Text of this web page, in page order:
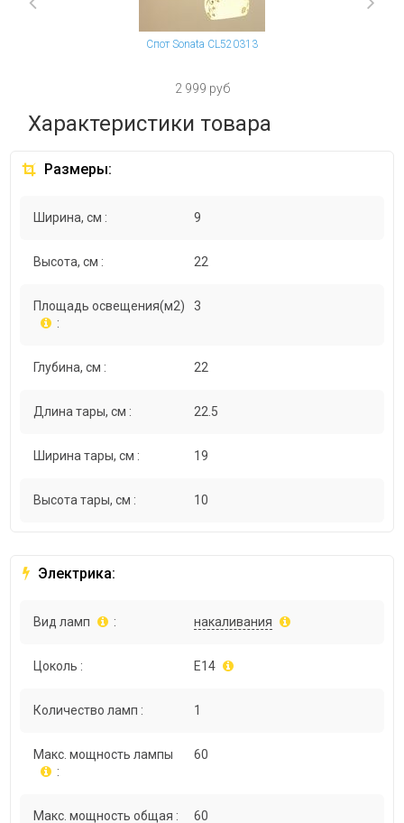
Спот Sonata CL520313
2 999 руб
Характеристики товара
Размеры:
Ширина, см : 9
Высота, см : 22
Площадь освещения(м2)
:
3
Глубина, см : 22
Длина тары, см : 22.5
Ширина тары, см : 19
Высота тары, см : 10
Электрика:
Вид ламп : накаливания
Цоколь : E14
Количество ламп : 1
Макс. мощность лампы
:
60
Макс. мощность общая : 60